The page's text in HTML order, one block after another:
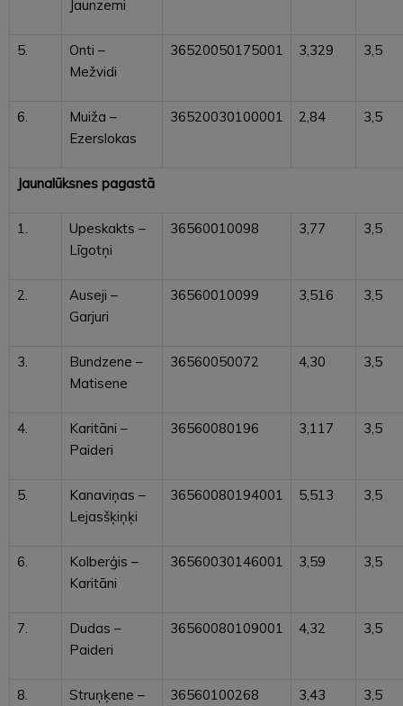
Jaunzemi
5.
Onti –
Mežvidi
36520050175001 3,329 3,5
6.
Muiža –
Ezerslokas
36520030100001 2,84 3,5
Jaunalūksnes pagastā
1.
Upeskakts –
Līgotņi
36560010098 3,77 3,5
2.
Auseji –
Garjuri
36560010099 3,516 3,5
3.
Bundzene –
Matisene
36560050072 4,30 3,5
4.
Karitāni –
Paideri
36560080196 3,117 3,5
5.
Kanaviņas –
Lejasšķiņķi
36560080194001 5,513 3,5
6.
Kolberģis –
Karitāni
36560030146001 3,59 3,5
7.
Dudas –
Paideri
36560080109001 4,32 3,5
8.
Struņķene –
36560100268 3,43 3,5